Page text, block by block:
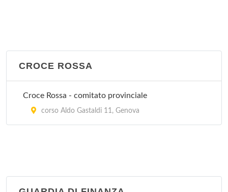
CROCE ROSSA
Croce Rossa - comitato provinciale
corso Aldo Gastaldi 11, Genova